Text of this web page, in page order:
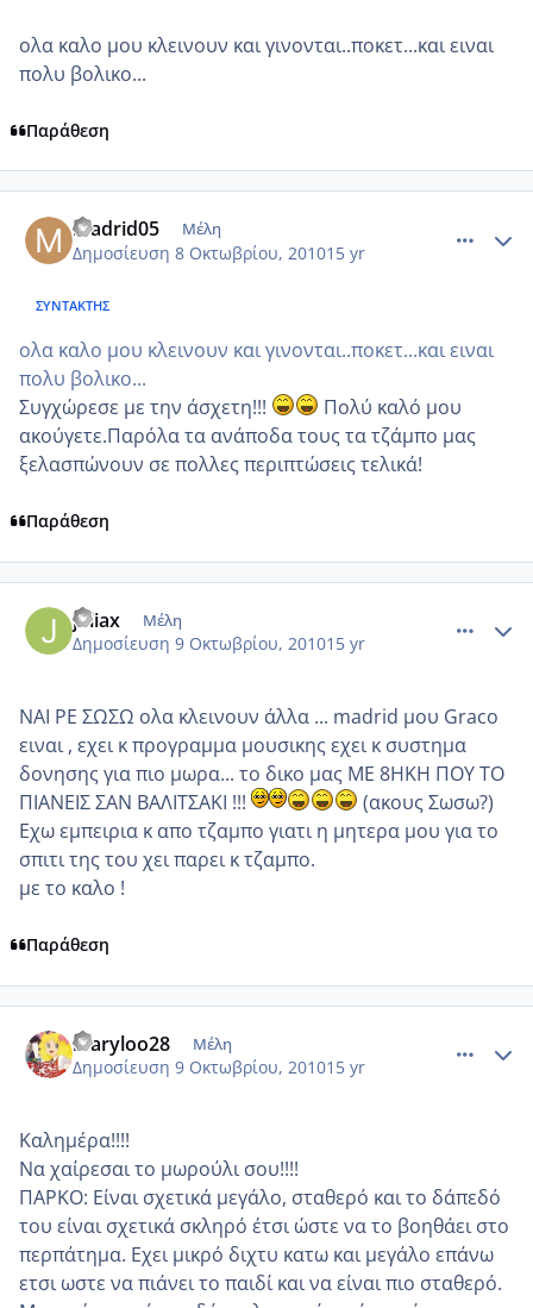
ολα καλο μου κλεινουν και γινονται..ποκετ...και ειναι
πολυ βολικο...
Παράθεση
madrid05 Μέλη
Δημοσίευση 8 Οκτωβρίου, 201015 yr
ΣΥΝΤΆΚΤΗΣ
ολα καλο μου κλεινουν και γινονται..ποκετ...και ειναι
πολυ βολικο...
Συγχώρεσε με την άσχετη!!!
Πολύ καλό μου
ακούγετε.Παρόλα τα ανάποδα τους τα τζάμπο μας
ξελασπώνουν σε πολλες περιπτώσεις τελικά!
Παράθεση
juliax Μέλη
Δημοσίευση 9 Οκτωβρίου, 201015 yr
ΝΑΙ ΡΕ ΣΩΣΩ ολα κλεινουν άλλα ... madrid μου Graco
ειναι , εχει κ προγραμμα μουσικης εχει κ συστημα
δονησης για πιο μωρα... το δικο μας ΜΕ 8ΗΚΗ ΠΟΥ ΤΟ
ΠΙΑΝΕΙΣ ΣΑΝ ΒΑΛΙΤΣΑΚΙ !!!
(ακους Σωσω?)
Εχω εμπειρια κ απο τζαμπο γιατι η μητερα μου για το
σπιτι της του χει παρει κ τζαμπο.
με το καλο !
Παράθεση
maryloo28 Μέλη
Δημοσίευση 9 Οκτωβρίου, 201015 yr
Καλημέρα!!!!
Να χαίρεσαι το μωρούλι σου!!!!
ΠΑΡΚΟ: Είναι σχετικά μεγάλο, σταθερό και το δάπεδό
του είναι σχετικά σκληρό έτσι ώστε να το βοηθάει στο
περπάτημα. Εχει μικρό διχτυ κατω και μεγάλο επάνω
ετσι ωστε να πιάνει το παιδί και να είναι πιο σταθερό.